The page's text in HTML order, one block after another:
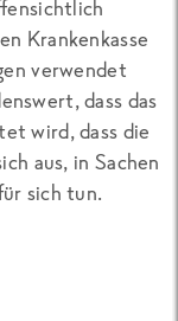
Krankenkasse
verwendet
dass das
wird, dass die
aus, in Sachen
sich tun.